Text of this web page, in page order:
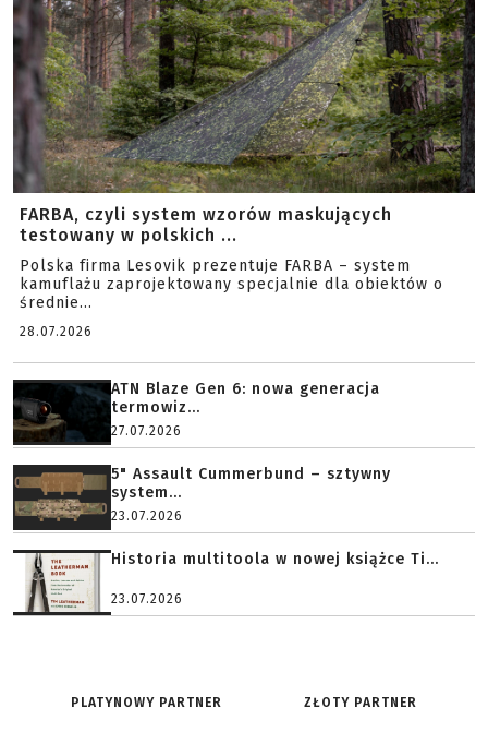
FARBA, czyli system wzorów maskujących
testowany w polskich ...
Polska firma Lesovik prezentuje FARBA – system
kamuflażu zaprojektowany specjalnie dla obiektów o
średnie...
28.07.2026
ATN Blaze Gen 6: nowa generacja
termowiz...
27.07.2026
5" Assault Cummerbund – sztywny
system...
23.07.2026
Historia multitoola w nowej książce Ti...
23.07.2026
PLATYNOWY PARTNER ZŁOTY PARTNER